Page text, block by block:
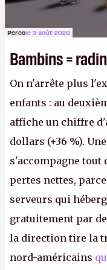
Percole 3 août 2026
Bambins =
On n'arrête plus
enfants : au
affiche un chiffre
dollars (+36 %).
s'accompagne tout
pertes nettes,
serveurs qui
gratuitement par
la direction tire la
nord-américains